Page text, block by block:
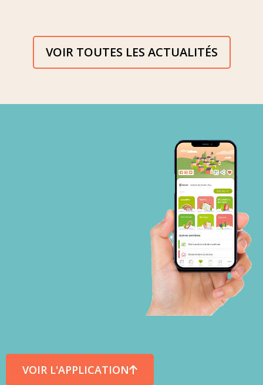
VOIR TOUTES LES ACTUALITÉS
VOIR L'APPLICATION